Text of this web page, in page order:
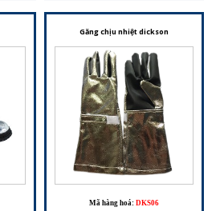
Găng chịu nhiệt dickson
Mã hàng hoá: DKS06